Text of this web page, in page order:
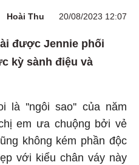
Hoài Thu 20/08/2023 12:07
được Jennie phối
kỳ sành điệu và
là ''ngôi sao'' của năm
em ưa chuộng bởi vẻ
không kém phần độc
với kiểu chân váy này